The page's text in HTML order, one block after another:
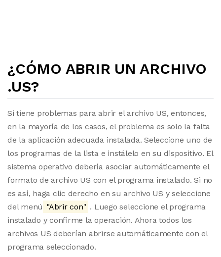
¿CÓMO ABRIR UN ARCHIVO
.US?
Si tiene problemas para abrir el archivo US, entonces,
en la mayoría de los casos, el problema es solo la falta
de la aplicación adecuada instalada. Seleccione uno de
los programas de la lista e instálelo en su dispositivo. El
sistema operativo debería asociar automáticamente el
formato de archivo US con el programa instalado. Si no
es así, haga clic derecho en su archivo US y seleccione
del menú "Abrir con" . Luego seleccione el programa
instalado y confirme la operación. Ahora todos los
archivos US deberían abrirse automáticamente con el
programa seleccionado.